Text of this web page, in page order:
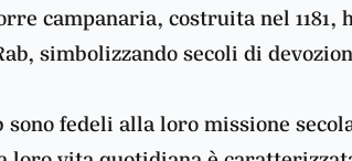
campanaria, costruita nel
simbolizzando secoli di
sono fedeli alla loro missione